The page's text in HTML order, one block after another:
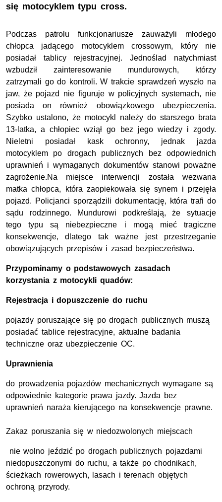
się motocyklem typu cross.
Podczas patrolu funkcjonariusze zauważyli młodego
chłopca jadącego motocyklem crossowym, który nie
posiadał tablicy rejestracyjnej. Jednoślad natychmiast
wzbudził zainteresowanie mundurowych, którzy
zatrzymali go do kontroli. W trakcie sprawdzeń wyszło na
jaw, że pojazd nie figuruje w policyjnych systemach, nie
posiada on również obowiązkowego ubezpieczenia.
Szybko ustalono, że motocykl należy do starszego brata
13-latka, a chłopiec wziął go bez jego wiedzy i zgody.
Nieletni posiadał kask ochronny, jednak jazda
motocyklem po drogach publicznych bez odpowiednich
uprawnień i wymaganych dokumentów stanowi poważne
zagrożenie.Na miejsce interwencji została wezwana
matka chłopca, która zaopiekowała się synem i przejęła
pojazd. Policjanci sporządzili dokumentację, która trafi do
sądu rodzinnego. Mundurowi podkreślają, że sytuacje
tego typu są niebezpieczne i mogą mieć tragiczne
konsekwencje, dlatego tak ważne jest przestrzeganie
obowiązujących przepisów i zasad bezpieczeństwa.
Przypominamy o podstawowych zasadach
korzystania z motocykli quadów:
Rejestracja i dopuszczenie do ruchu
pojazdy poruszające się po drogach publicznych muszą
posiadać tablice rejestracyjne, aktualne badania
techniczne oraz ubezpieczenie OC.
Uprawnienia
do prowadzenia pojazdów mechanicznych wymagane są
odpowiednie kategorie prawa jazdy. Jazda bez
uprawnień naraża kierującego na konsekwencje prawne.
Zakaz poruszania się w niedozwolonych miejscach
nie wolno jeździć po drogach publicznych pojazdami
niedopuszczonymi do ruchu, a także po chodnikach,
ścieżkach rowerowych, lasach i terenach objętych
ochroną przyrody.